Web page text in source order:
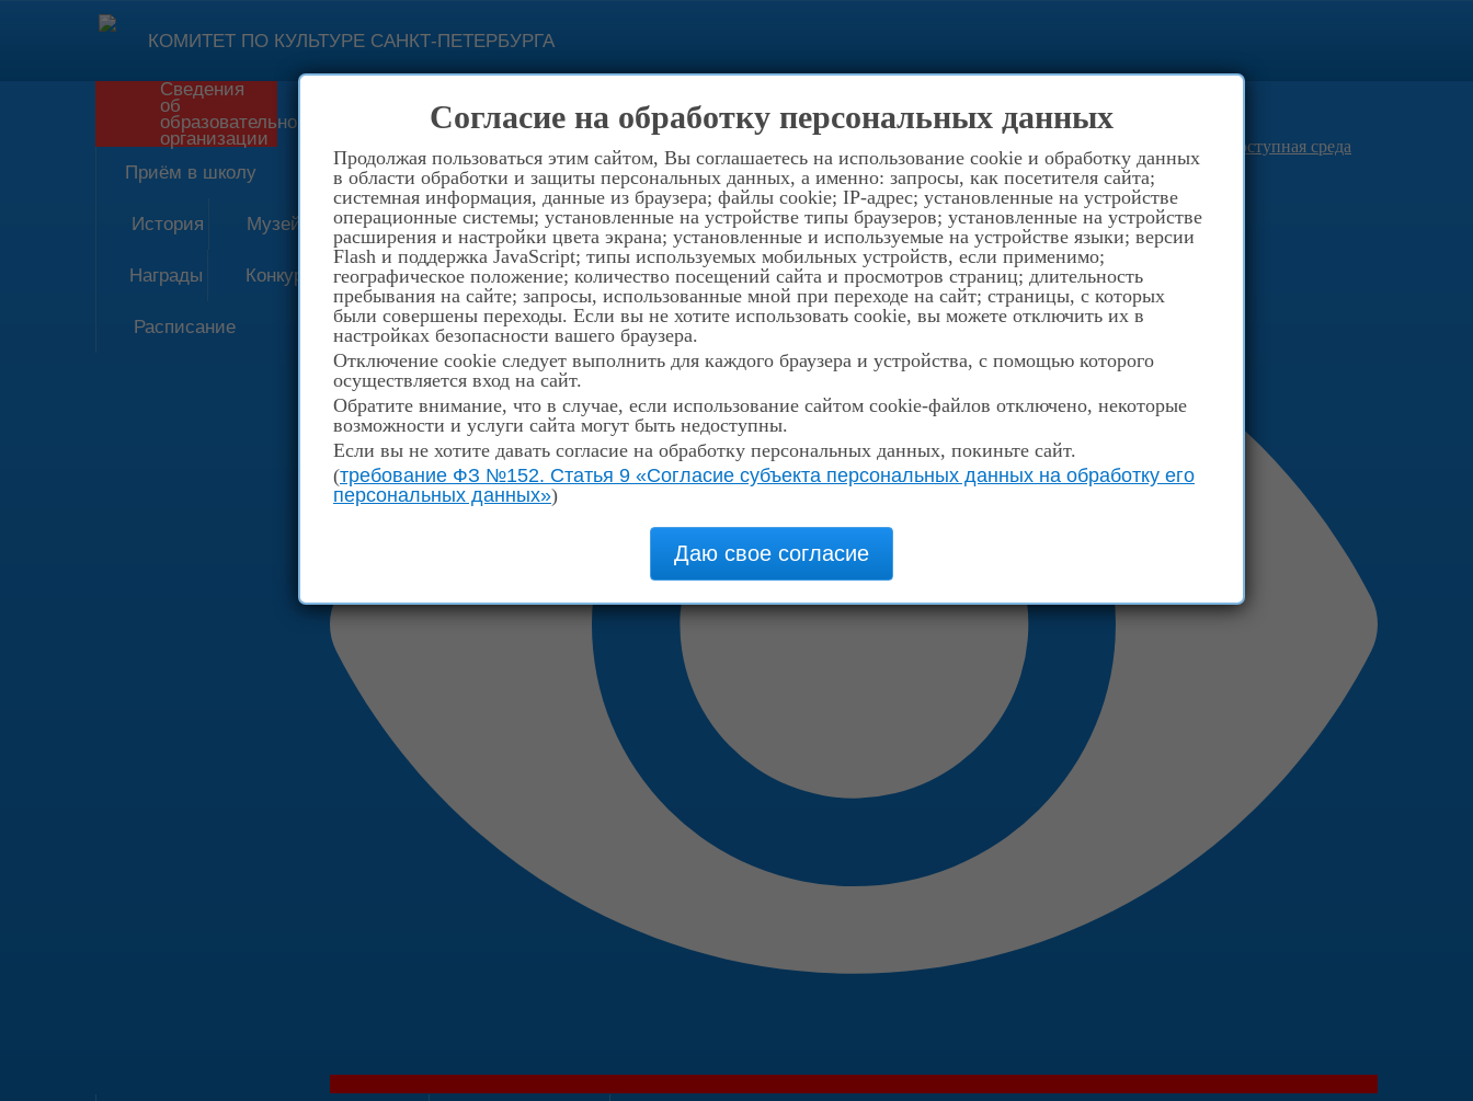
Согласие на обработку персональных данных
Продолжая пользоваться этим сайтом, Вы соглашаетесь на использование cookie и обработку данных
в области обработки и защиты персональных данных, а именно: запросы, как посетителя сайта;
системная информация, данные из браузера; файлы cookie; IP-адрес; установленные на устройстве
операционные системы; установленные на устройстве типы браузеров; установленные на устройстве
расширения и настройки цвета экрана; установленные и используемые на устройстве языки; версии
Flash и поддержка JavaScript; типы используемых мобильных устройств, если применимо;
географическое положение; количество посещений сайта и просмотров страниц; длительность
пребывания на сайте; запросы, использованные мной при переходе на сайт; страницы, с которых
были совершены переходы. Если вы не хотите использовать cookie, вы можете отключить их в
настройках безопасности вашего браузера.
Отключение cookie следует выполнить для каждого браузера и устройства, с помощью которого
осуществляется вход на сайт.
Обратите внимание, что в случае, если использование сайтом cookie-файлов отключено, некоторые
возможности и услуги сайта могут быть недоступны.
Если вы не хотите давать согласие на обработку персональных данных, покиньте сайт.
(требование ФЗ №152. Статья 9 «Согласие субъекта персональных данных на обработку его
персональных данных»)
КОМИТЕТ ПО КУЛЬТУРЕ САНКТ-ПЕТЕРБУРГА
Форма обратной связи Контакты
8-921-957-94-66
194352, Санкт-Петербург, пр.Просвещения д.40
Доступная среда
Сведения
об
образовательной
организации
Приём в школу
История Музей
Награды Конкурсы
Расписание